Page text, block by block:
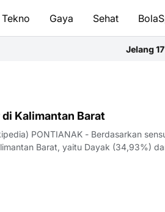
Tekno Gaya Sehat
Jelang 17
Kalimantan Barat
PONTIANAK - Berdasarkan
Barat, yaitu Dayak (34,93%)